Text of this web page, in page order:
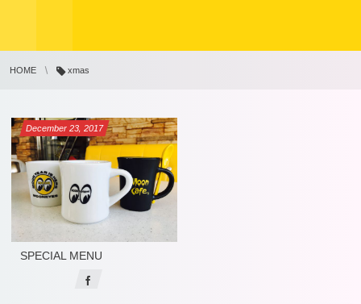
HOME xmas
December 23,2017
SPECIAL MENU